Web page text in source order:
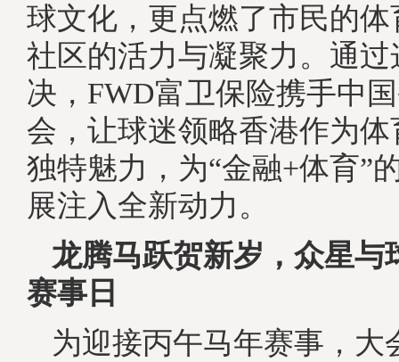
球文化，更点燃了市民的
社区的活力与凝聚力。通
决，FWD富卫保险携手中
会，让球迷领略香港作为
独特魅力，为“金融+体育”
展注入全新动力。
龙腾马跃贺新岁，众星与
赛事日
为迎接丙午马年赛事，大